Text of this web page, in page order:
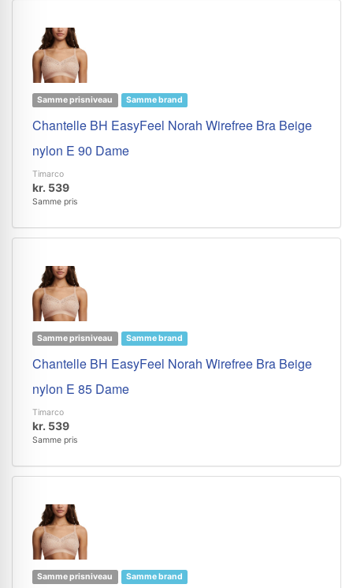
Samme prisniveau Samme brand
Chantelle BH EasyFeel Norah Wirefree Bra Beige
nylon E 90 Dame
Timarco
kr. 539
Samme pris
Samme prisniveau Samme brand
Chantelle BH EasyFeel Norah Wirefree Bra Beige
nylon E 85 Dame
Timarco
kr. 539
Samme pris
Samme prisniveau Samme brand